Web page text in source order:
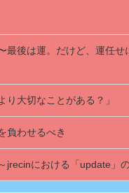
最後は運。だけど、運任せ
り大切なことがある？」
負わせるべき
jrecinにおける「update」